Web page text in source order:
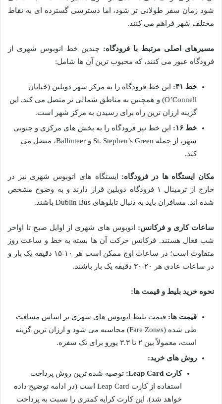
شود زمان سفر طولانی تر شود، اما دسترسی گسترده ای به نقاط
مختلف شهر فراهم می کنند.
مسیرهای اصلی مرتبط با فرودگاه: چندین خط اتوبوس شهری از
فرودگاه عبور می کنند، که محبوب ترین آن ها شامل:
خط ۴۱:
این خط فرودگاه را به مرکز شهر دوبلین (خیابان
O’Connell) و همچنین به مناطق شمالی تر متصل می کند. این
گزینه ارزان ترین راه برای رسیدن به مرکز شهر است.
خط ۱۶:
این خط نیز فرودگاه را به بخش های مرکزی و جنوبی
شهر، از جمله St. Stephen’s Green و Ballinteer، متصل می
کند.
مکان ایستگاه ها در فرودگاه: ایستگاه های اتوبوس شهری نیز در
خارج از ترمینال ۱ فرودگاه دوبلین قرار دارند و به وضوح مشخص
شده اند. مسافران باید به دنبال تابلوهای Dublin Bus باشند.
ساعات کاری و فرکانس: اتوبوس های شهری از اوایل صبح تا اواخر
شب فعال هستند. فرکانس حرکت آن ها بسته به خط و ساعت روز
متفاوت است؛ در ساعات اوج ممکن است هر ۱۰-۱۵ دقیقه یک بار و
در ساعات عادی هر ۲۰-۳۰ دقیقه یک بار باشند.
نحوه خرید بلیط و قیمت ها:
قیمت ها: قیمت بلیط اتوبوس های شهری بر اساس مسافت
طی شده (Fare Zones) محاسبه می شود و ارزان ترین گزینه
است، معمولاً بین ۲ تا ۳.۳ یورو برای تک سفره.
روش های خرید:
کارت Leap Card:
توصیه شده ترین روش پرداخت
استفاده از کارت Leap Card است (در ادامه توضیح داده
خواهد شد). این کارت کرایه کمتری را نسبت به پرداخت